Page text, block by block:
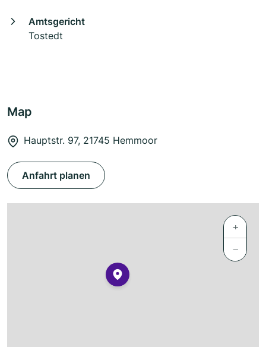
Amtsgericht
Tostedt
Map
Hauptstr. 97, 21745 Hemmoor
Anfahrt planen
+
−